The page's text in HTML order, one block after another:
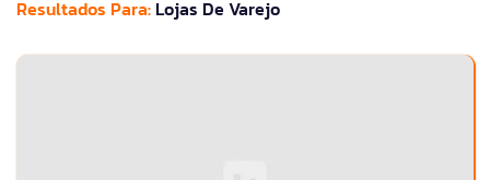
Resultados Para: Lojas De Varejo